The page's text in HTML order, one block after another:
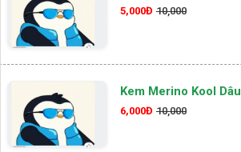
5,000Đ 10,000
Kem Merino Kool Dâu
6,000Đ 10,000